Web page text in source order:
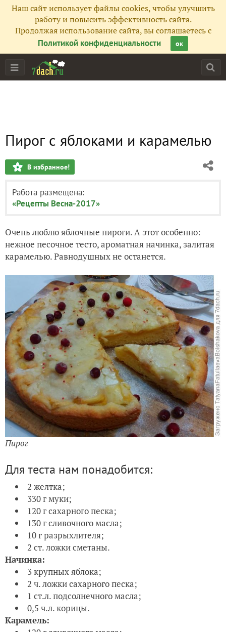
Наш сайт использует файлы cookies, чтобы улучшить
работу и повысить эффективность сайта.
Продолжая использование сайта, вы соглашаетесь с
Политикой конфиденциальности
ок
Пирог с яблоками и карамелью
В избранное!
Работа размещена:
«Рецепты Весна-2017»
Очень люблю яблочные пироги. А этот особенно:
нежное песочное тесто, ароматная начинка, залитая
карамелью. Равнодушных не останется.
Пирог
Для теста нам понадобится:
2 желтка;
330 г муки;
120 г сахарного песка;
130 г сливочного масла;
10 г разрыхлителя;
2 ст. ложки сметаны.
Начинка:
3 крупных яблока;
2 ч. ложки сахарного песка;
1 ст.л. подсолнечного масла;
0,5 ч.л. корицы.
Карамель: